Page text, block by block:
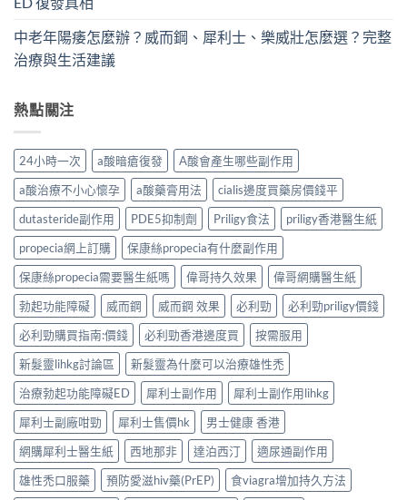
中老年陽痿怎麼辦？威而鋼、犀利士、樂威壯怎麼選？完整
治療與生活建議
熱點關注
24小時一次 a酸暗瘡復發
A酸會產生哪些副作用
a酸治療不小心懷孕
a酸藥膏用法
cialis邊度買藥房價錢平
dutasteride副作用
PDE5抑制劑 Priligy食法
priligy香港醫生紙
propecia網上訂購
保康絲propecia有什麼副作用
保康絲propecia需要醫生紙嗎
偉哥持久效果
偉哥網購醫生紙
勃起功能障礙
威而鋼 威而鋼 效果 必利勁
必利勁priligy價錢
必利勁購買指南:價錢
必利勁香港邊度買
按需服用
新髮靈lihkg討論區
新髮靈為什麼可以治療雄性禿
治療勃起功能障礙ED
犀利士副作用
犀利士副作用lihkg
犀利士副廠咁勁
犀利士售價hk
男士健康 香港
網購犀利士醫生紙
西地那非 達泊西汀
適尿通副作用
雄性禿口服藥
預防愛滋hiv藥(PrEP) 食viagra增加持久方法